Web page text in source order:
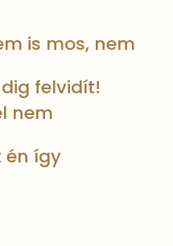
is mos, nem
felvidít!
nem
én így